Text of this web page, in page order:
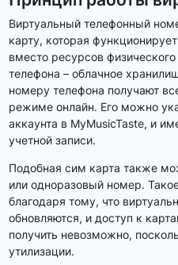
Виртуальный телефонный
карту, которая
вместо ресурсов
телефона – облачное
номеру телефона получают
режиме онлайн. Его можно
аккаунта в MyMusicTaste, и
учетной записи.
Подобная сим карта также
или одноразовый номер.
благодаря тому, что
обновляются, и доступ к
получить невозможно,
утилизации.